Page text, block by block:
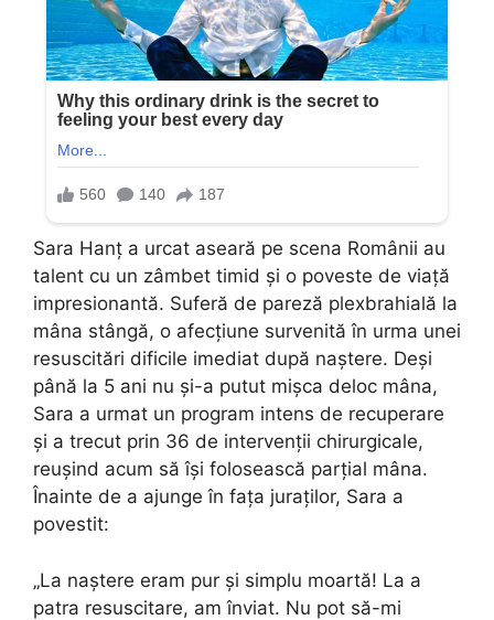
Sara Hanț a urcat aseară pe scena Românii au
talent cu un zâmbet timid și o poveste de viață
impresionantă. Suferă de pareză plexbrahială la
mâna stângă, o afecțiune survenită în urma unei
resuscitări dificile imediat după naștere. Deși
până la 5 ani nu și-a putut mișca deloc mâna,
Sara a urmat un program intens de recuperare
și a trecut prin 36 de intervenții chirurgicale,
reușind acum să își folosească parțial mâna.
Înainte de a ajunge în fața juraților, Sara a
povestit:
„La naștere eram pur și simplu moartă! La a
patra resuscitare, am înviat. Nu pot să-mi